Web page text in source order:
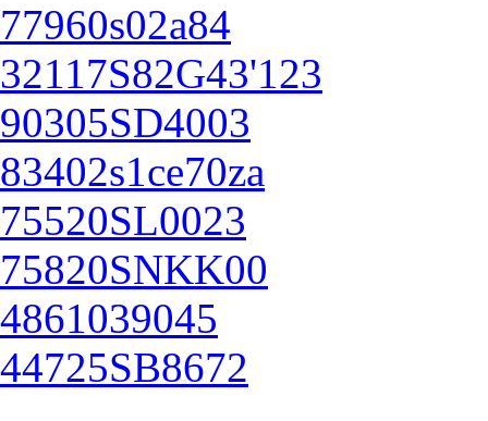
77960s02a84
32117S82G43'123
90305SD4003
83402s1ce70za
75520SL0023
75820SNKK00
4861039045
44725SB8672